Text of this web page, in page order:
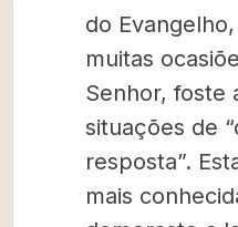
do
muitas
Senhor, foste
situações de
resposta”.
mais